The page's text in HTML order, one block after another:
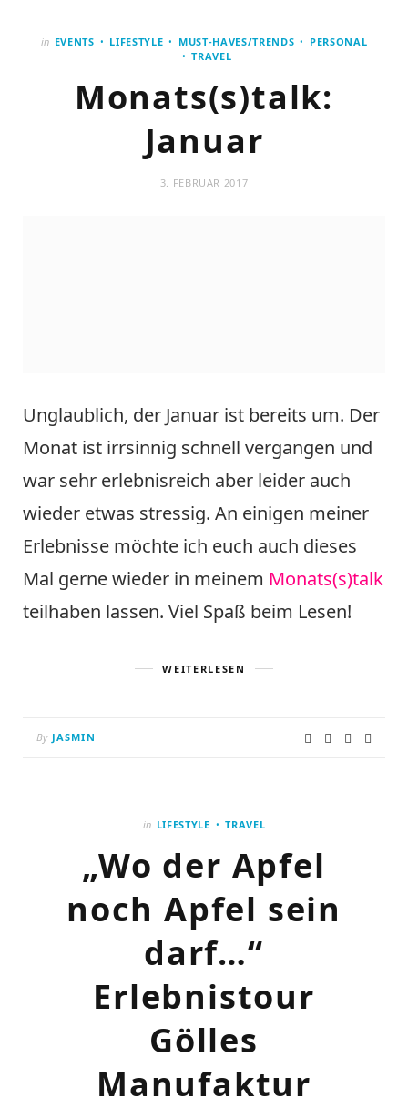
in EVENTS LIFESTYLE MUST-HAVES/TRENDS
PERSONAL
TRAVEL
Monats(s)talk:
Januar
3. FEBRUAR 2017
Unglaublich, der Januar ist bereits um. Der
Monat ist irrsinnig schnell vergangen und
war sehr erlebnisreich aber leider auch
wieder etwas stressig. An einigen meiner
Erlebnisse möchte ich euch auch dieses
Mal gerne wieder in meinem Monats(s)talk
teilhaben lassen. Viel Spaß beim Lesen!
WEITERLESEN
By JASMIN
in LIFESTYLE TRAVEL
„Wo der Apfel
noch Apfel sein
darf…“
Erlebnistour
Gölles
Manufaktur